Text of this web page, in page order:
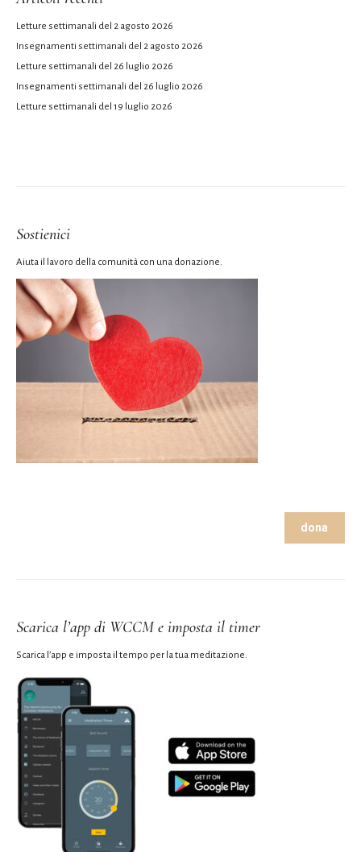
Letture settimanali del 2 agosto 2026
Insegnamenti settimanali del 2 agosto 2026
Letture settimanali del 26 luglio 2026
Insegnamenti settimanali del 26 luglio 2026
Letture settimanali del 19 luglio 2026
Sostienici
Aiuta il lavoro della comunità con una donazione.
dona
Scarica l’app di WCCM e imposta il timer
Scarica l’app e imposta il tempo per la tua meditazione.